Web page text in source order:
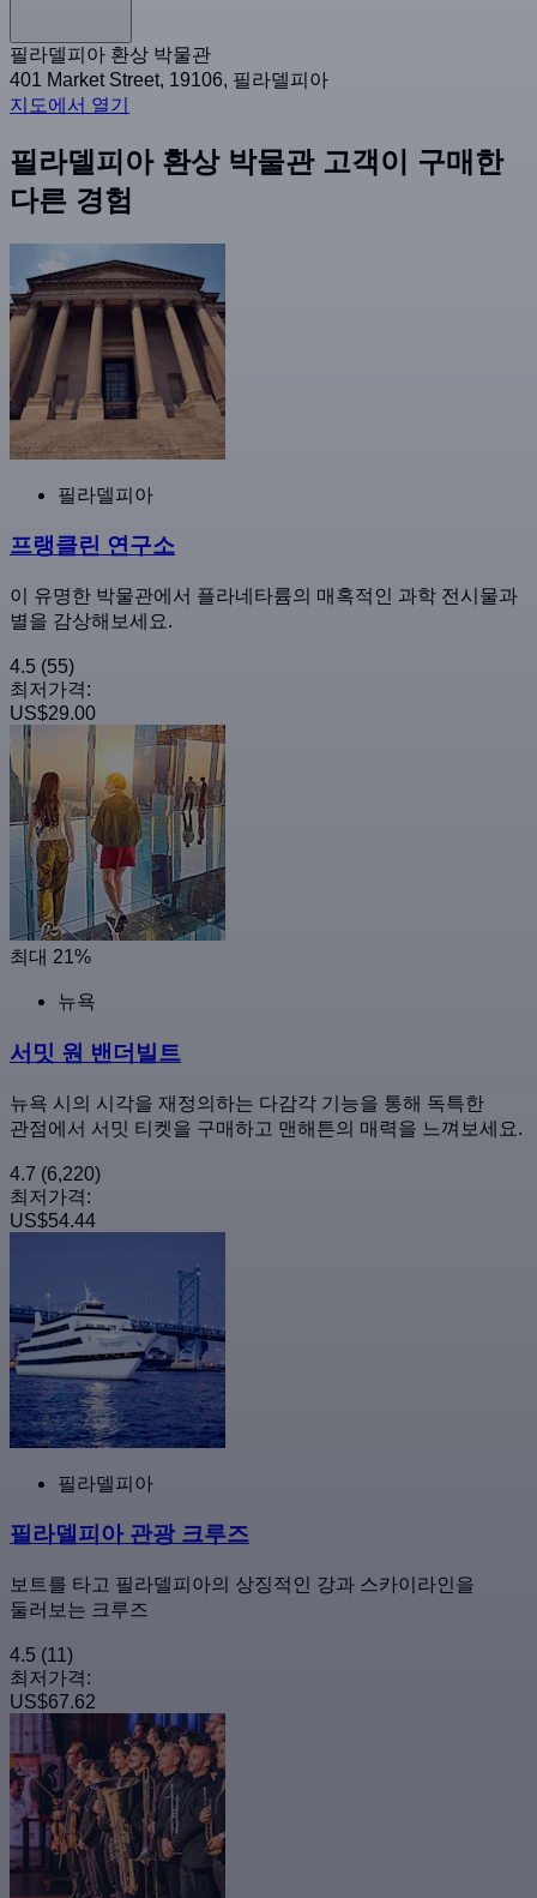
필라델피아 환상 박물관
401 Market Street, 19106, 필라델피아
지도에서 열기
필라델피아 환상 박물관 고객이 구매한
다른 경험
필라델피아
프랭클린 연구소
이 유명한 박물관에서 플라네타륨의 매혹적인 과학 전시물과
별을 감상해보세요.
4.5 (55)
최저가격:
US$29.00
최대 21%
뉴욕
서밋 원 밴더빌트
뉴욕 시의 시각을 재정의하는 다감각 기능을 통해 독특한
관점에서 서밋 티켓을 구매하고 맨해튼의 매력을 느껴보세요.
4.7 (6,220)
최저가격:
US$54.44
필라델피아
필라델피아 관광 크루즈
보트를 타고 필라델피아의 상징적인 강과 스카이라인을
둘러보는 크루즈
4.5 (11)
최저가격:
US$67.62